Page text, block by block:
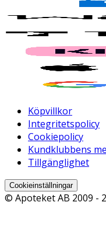
Köpvillkor
Integritetspolicy
Cookiepolicy
Kundklubbens
Tillgänglighet
Cookieinställningar
© Apoteket AB 2009 -